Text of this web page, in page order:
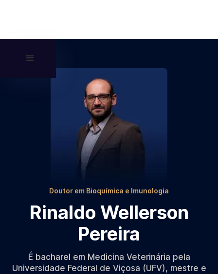
Doutor em Bioquímica e Imunologia
Rinaldo Wellerson
Pereira
É bacharel em Medicina Veterinária pela
Universidade Federal de Viçosa (UFV), mestre e